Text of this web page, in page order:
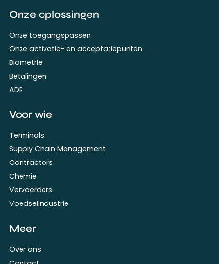
Onze oplossingen
Onze toegangspassen
Onze activatie- en acceptatiepunten
Biometrie
Betalingen
ADR
Voor wie
Terminals
Supply Chain Management
Contractors
Chemie
Vervoerders
Voedselindustrie
Meer
Over ons